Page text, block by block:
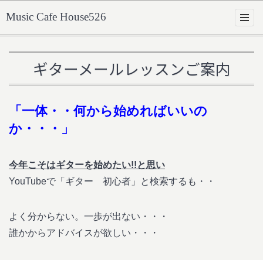
Music Cafe House526
ギターメールレッスンご案内
「一体・・何から始めればいいの
か・・・」
今年こそはギターを始めたい!!と思い
YouTubeで「ギター 初心者」と検索するも・・
よく分からない。一歩が出ない・・・
誰かからアドバイスが欲しい・・・